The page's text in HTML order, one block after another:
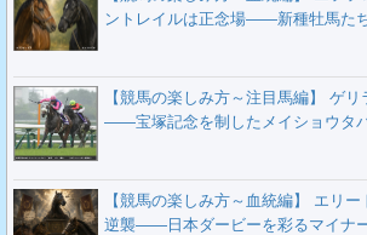
ントレイルは正念場――新種牡馬た
【競馬の楽しみ方～注目馬編】 ゲ
――宝塚記念を制したメイショウタ
【競馬の楽しみ方～血統編】 エリー
逆襲――日本ダービーを彩るマイナ